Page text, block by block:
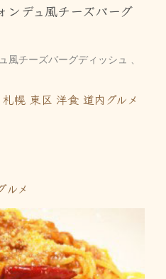
ンデュ風チーズバーグ
風チーズバーグディッシュ 、
札幌 東区 洋食 道内グルメ
メ